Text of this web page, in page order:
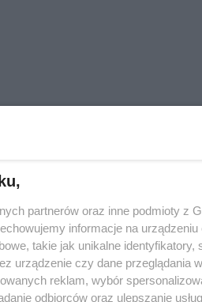
partnerów oraz inne podmioty z
informacje na urządzeniu
takie jak unikalne identyfikatory,
urządzenie czy dane przeglądania
reklam, wybór
odbiorców oraz ulepszanie